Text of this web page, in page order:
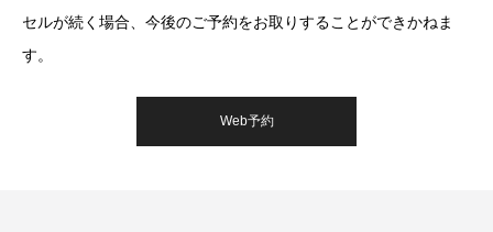
セルが続く場合、今後のご予約をお取りすることができかねま
す。
Web予約